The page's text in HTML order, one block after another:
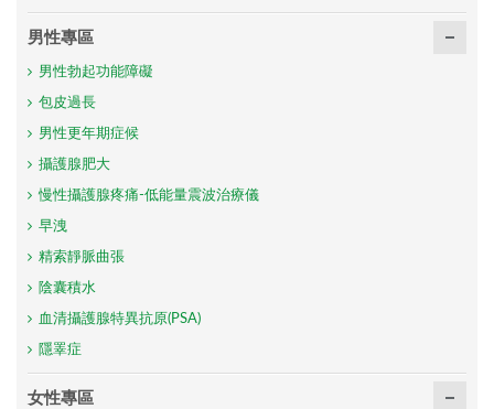
男性專區
男性勃起功能障礙
包皮過長
男性更年期症候
攝護腺肥大
慢性攝護腺疼痛-低能量震波治療儀
早洩
精索靜脈曲張
陰囊積水
血清攝護腺特異抗原(PSA)
隱睪症
女性專區